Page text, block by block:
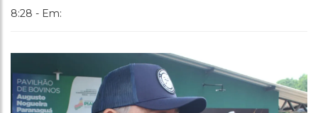
8:28 - Em: